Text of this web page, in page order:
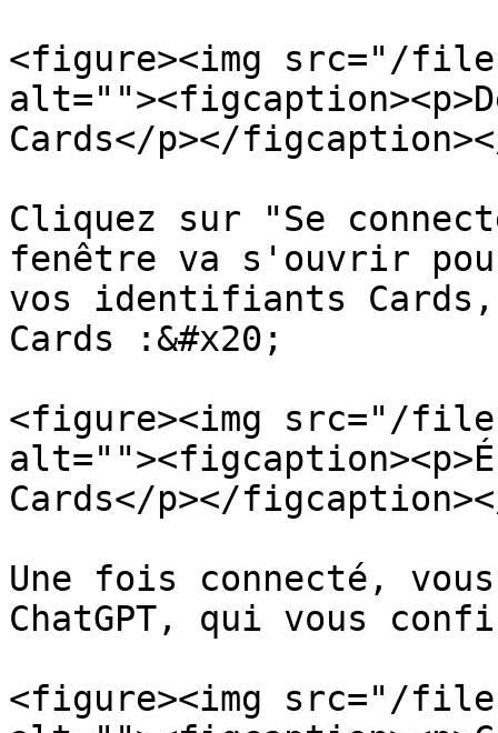
<figure><img src="/files/
Cards</p></
Cliquez sur "Se
fenêtre va s'ouvrir
vos identifiants
Cards :&#x20;
<figure><img src="/
Cards</p></
Une fois connecté,
ChatGPT, qui vous
<figure><img src="/files/